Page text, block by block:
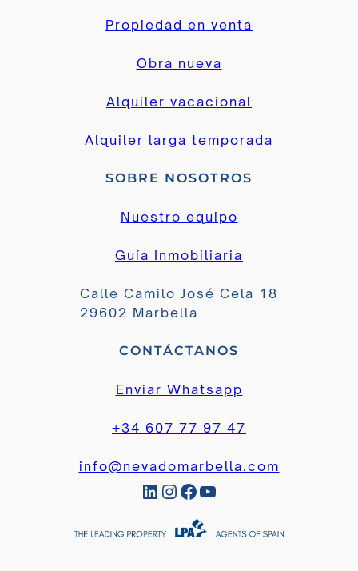
Propiedad en venta
Obra nueva
Alquiler vacacional
Alquiler larga temporada
SOBRE NOSOTROS
Nuestro equipo
Guía Inmobiliaria
Calle Camilo José Cela 18
29602 Marbella
CONTÁCTANOS
Enviar Whatsapp
+34 607 77 97 47
info@nevadomarbella.com
LinkedIn InstagramFacebook YouTube